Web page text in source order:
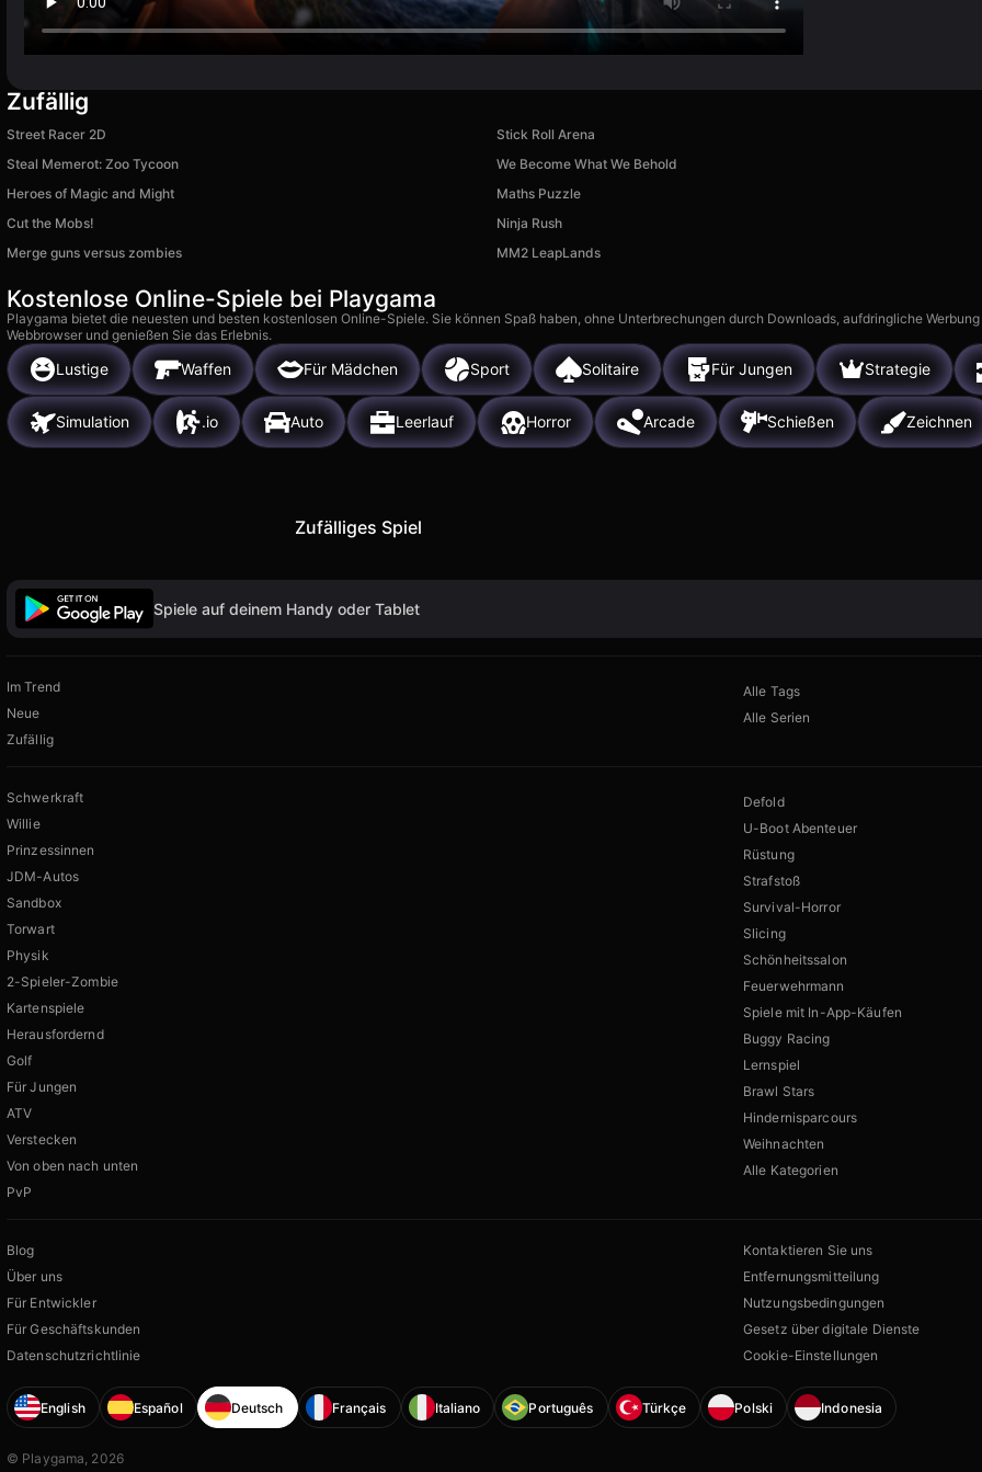
Zufällig
Street Racer 2D
Stick Roll Arena
Steal Memerot: Zoo Tycoon
We Become What We Behold
Heroes of Magic and Might
Maths Puzzle
Cut the Mobs!
Ninja Rush
Merge guns versus zombies
MM2 LeapLands
Kostenlose Online-Spiele bei Playgama
Playgama bietet die neuesten und besten kostenlosen Online-Spiele. Sie können Spaß haben, ohne Unterbrechungen durch Downloads, aufdringliche
Webbrowser und genießen Sie das Erlebnis.
Lustige Waffen Für Mädchen Sport Solitaire Für Jungen Strategie
Simulation .io Auto Leerlauf Horror Arcade Schießen Zeichnen
Zufälliges Spiel
Spiele auf deinem Handy oder Tablet
Im Trend
Neue
Zufällig
Alle Tags
Alle Serien
Schwerkraft
Willie
Prinzessinnen
JDM-Autos
Sandbox
Torwart
Physik
2-Spieler-Zombie
Kartenspiele
Herausfordernd
Golf
Für Jungen
ATV
Verstecken
Von oben nach unten
PvP
Defold
U-Boot Abenteuer
Rüstung
Strafstoß
Survival-Horror
Slicing
Schönheitssalon
Feuerwehrmann
Spiele mit In-App-Käufen
Buggy Racing
Lernspiel
Brawl Stars
Hindernisparcours
Weihnachten
Alle Kategorien
Blog
Über uns
Für Entwickler
Für Geschäftskunden
Datenschutzrichtlinie
Kontaktieren Sie uns
Entfernungsmitteilung
Nutzungsbedingungen
Gesetz über digitale Dienste
Cookie-Einstellungen
English Español Deutsch Français Italiano Português Türkçe Polski Indonesia
© Playgama, 2026